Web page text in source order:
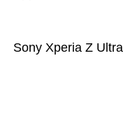
Sony Xperia Z Ultra